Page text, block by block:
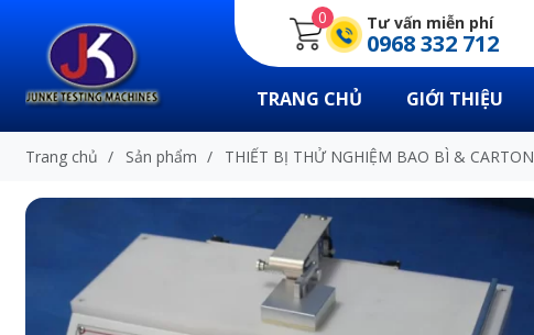
0 Tư vấn miễn phí
0968 332 712
TRANG CHỦ GIỚI THIỆU
Trang chủ / Sản phẩm / THIẾT BỊ THỬ NGHIỆM BAO BÌ & CARTON